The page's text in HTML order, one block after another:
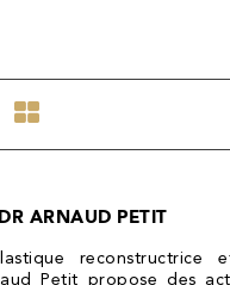
DR ARNAUD PETIT
reconstructrice
Petit propose des